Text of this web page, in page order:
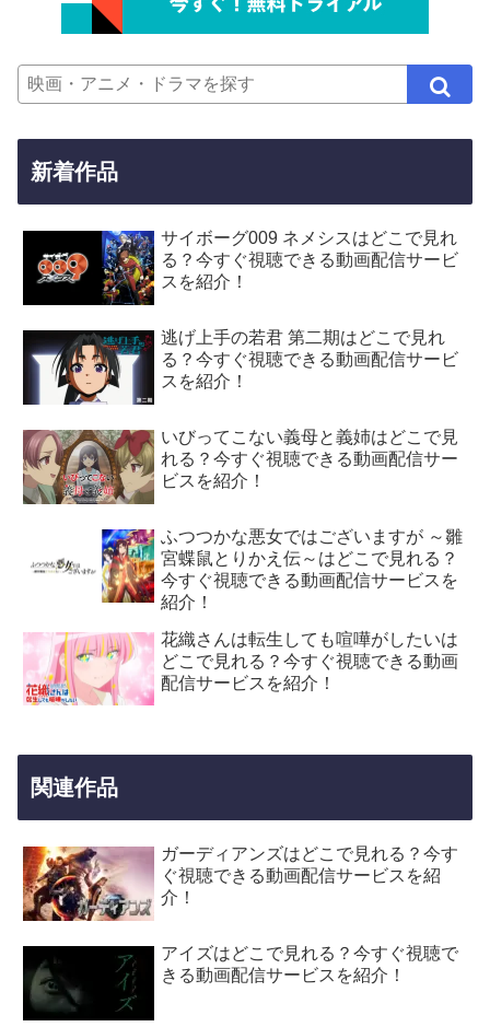
新着作品
サイボーグ009 ネメシスはどこで見れ
る？今すぐ視聴できる動画配信サービ
スを紹介！
逃げ上手の若君 第二期はどこで見れ
る？今すぐ視聴できる動画配信サービ
スを紹介！
いびってこない義母と義姉はどこで見
れる？今すぐ視聴できる動画配信サー
ビスを紹介！
ふつつかな悪女ではございますが ～雛
宮蝶鼠とりかえ伝～はどこで見れる？
今すぐ視聴できる動画配信サービスを
紹介！
花織さんは転生しても喧嘩がしたいは
どこで見れる？今すぐ視聴できる動画
配信サービスを紹介！
関連作品
ガーディアンズはどこで見れる？今す
ぐ視聴できる動画配信サービスを紹
介！
アイズはどこで見れる？今すぐ視聴で
きる動画配信サービスを紹介！